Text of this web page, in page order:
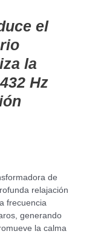
el
la
Hz
de
relajación
frecuencia
generando
la calma